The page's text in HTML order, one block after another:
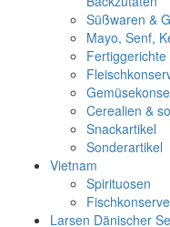
Süßwaren &
Mayo, Senf,
Fertiggerichte
Cerealien &
Snackartikel
Sonderartikel
Vietnam
Spirituosen
Larsen Dänischer